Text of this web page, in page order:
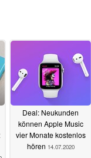
Deal: Neukunden
können Apple Music
vier Monate kostenlos
hören 14.07.2020